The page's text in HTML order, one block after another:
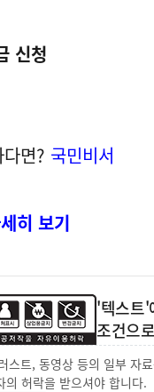
신청
면? 국민비서
히 보기
'텍스트'
조건으
스트, 동영상 등의 일부 자
의 허락을 받으셔야 합니다.